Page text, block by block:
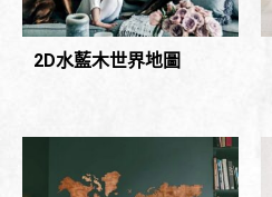
2D水藍木世界地圖